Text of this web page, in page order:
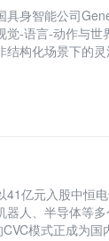
身智能公司
-语言-动作与
构化场景下的
亿元入股中恒
人、半导体等
模式正成为